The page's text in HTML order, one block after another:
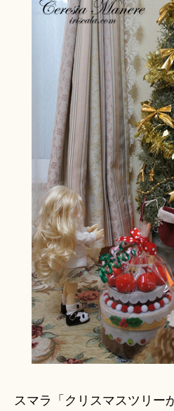
スマラ「クリスマスツリ